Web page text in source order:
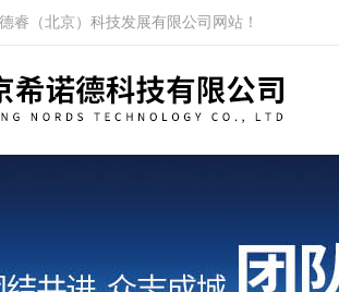
睿（北京）科技发展有限公司网站！